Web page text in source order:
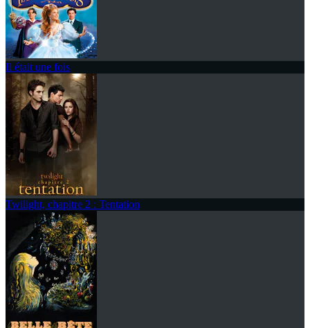
Il était une fois
Twilight, chapitre 2 : Tentation